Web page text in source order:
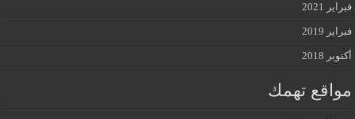
فبراير 2021
فبراير 2019
أكتوبر 2018
مواقع تهمك